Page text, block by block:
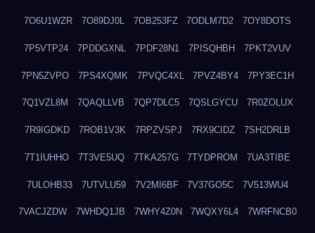
7O6U1WZR 7O89DJ0L 7OB253FZ 7ODLM7D2 7OY8DOTS
7P5VTP24 7PDDGXNL 7PDF28N1 7PISQHBH 7PKT2VUV
7PN5ZVPO 7PS4XQMK 7PVQC4XL 7PVZ4BY4 7PY3EC1H
7Q1VZL8M 7QAQLLVB 7QP7DLC5 7QSLGYCU 7R0ZOLUX
7R9IGDKD 7ROB1V3K 7RPZVSPJ 7RX9CIDZ 7SH2DRLB
7T1IUHHO 7T3VE5UQ 7TKA257G 7TYDPROM 7UA3TIBE
7ULOHB33 7UTVLU59 7V2MI6BF 7V37GO5C 7V513WU4
7VACJZDW 7WHDQ1JB 7WHY4Z0N 7WQXY6L4 7WRFNCB0